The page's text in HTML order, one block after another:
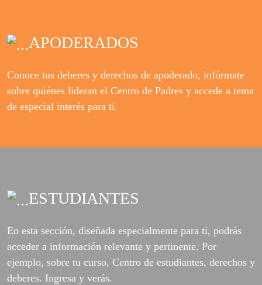
APODERADOS
Conoce tus deberes y derechos de apoderado, infórmate
sobre quiénes lideran el Centro de Padres y accede a tema
de especial interés para ti.
ESTUDIANTES
En esta sección, diseñada especialmente para ti, podrás
acceder a información relevante y pertinente. Por
ejemplo, sobre tu curso, Centro de estudiantes, derechos y
deberes. Ingresa y verás.